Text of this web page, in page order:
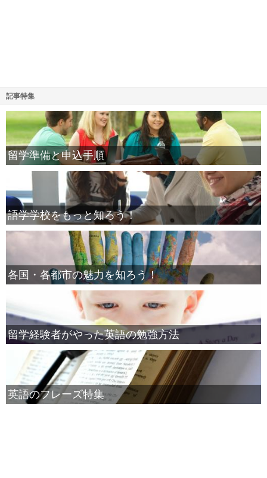
記事特集
留学準備と申込手順
語学学校をもっと知ろう！
各国・各都市の魅力を知ろう！
留学経験者がやった英語の勉強方法
英語のフレーズ特集